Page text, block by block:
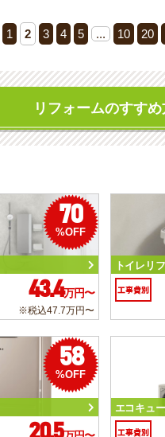
1 2 3 4 5 ... 10 20
リフォームのすすめ
70
%OFF
43.4万円〜
※税込47.7万円〜
トイレリ
工事費別
58
%OFF
20.5
エコキュ
工事費別